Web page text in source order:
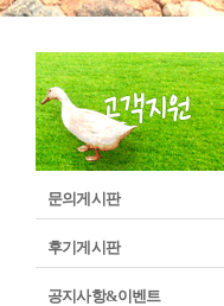
문의게시판
후기게시판
공지사항&이벤트